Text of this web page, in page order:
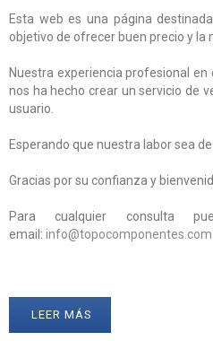
Esta web es una página
objetivo de ofrecer buen precio y la
Nuestra experiencia profesional
nos ha hecho crear un servicio de
usuario.
Esperando que nuestra labor sea
Gracias por su confianza y
Para cualquier consulta
email: info@topocomponentes.com
LEER MÁS